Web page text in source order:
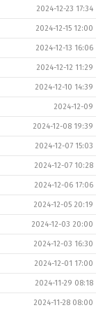
2024-12-23 17:34
2024-12-15 12:00
2024-12-13 16:06
2024-12-12 11:29
2024-12-10 14:39
2024-12-09
2024-12-08 19:39
2024-12-07 15:03
2024-12-07 10:28
2024-12-06 17:06
2024-12-05 20:19
2024-12-03 20:00
2024-12-03 16:30
2024-12-01 17:00
2024-11-29 08:18
2024-11-28 08:00